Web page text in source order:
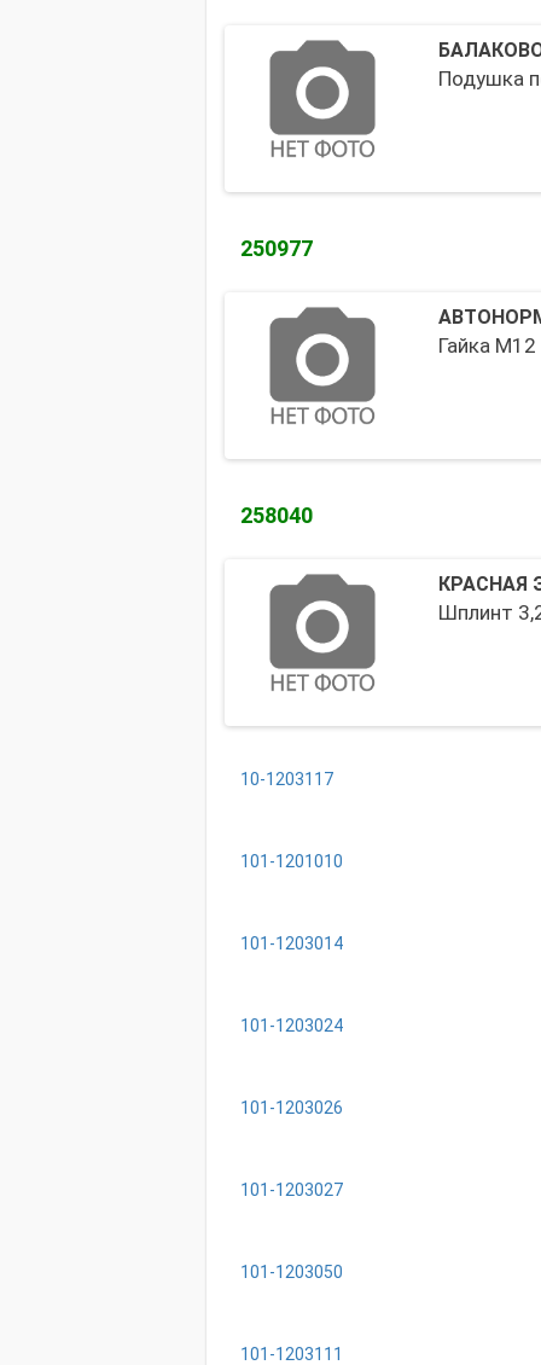
Подушка
250977
Гайка
258040
КРАСНАЯ
Шплинт
10-1203117
101-1201010
101-1203014
101-1203024
101-1203026
101-1203027
101-1203050
101-1203111